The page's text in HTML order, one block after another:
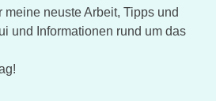
meine neuste Arbeit, Tipps und
und Informationen rund um das